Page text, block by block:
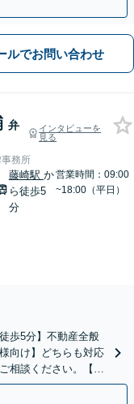
ルでお問い合わせ
弁
インタビューを
見る
務所
藤崎駅 か
ら徒歩5
分
営業時間：09:00
~18:00（平日）
歩5分】不動産全般
向け】どちらも対応
相談ください。【分
歴7年】